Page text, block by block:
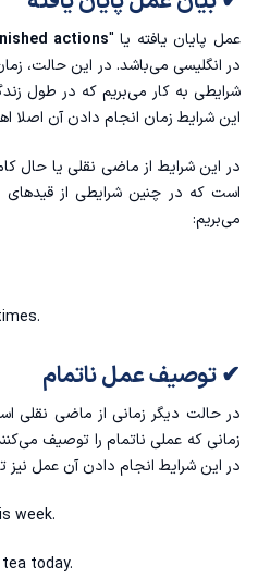
عمل پایان یافته یا "actions
در انگلیسی می‌باشد. در این حالت،
شرایطی به کار می‌بریم که در طول
این شرایط زمان انجام دادن آن اصلا
در این شرایط از ماضی نقلی یا حال
است که در چنین شرایطی از
می‌بریم:
✔ توصیف عمل ناتمام
در حالت دیگر زمانی از ماضی نقلی
زمانی که عملی ناتمام را توصیف
در این شرایط انجام دادن آن عمل نیز
week.
today.